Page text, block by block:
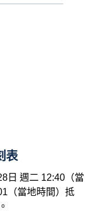
表
日 週二 12:40（當
（當地時間）抵